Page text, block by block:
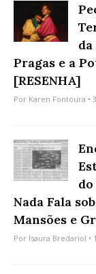
da
Pragas e a
[RESENHA]
Por Karen Fontoura •
Nada Fala
Mansões e
Por Isaura Bredariol •